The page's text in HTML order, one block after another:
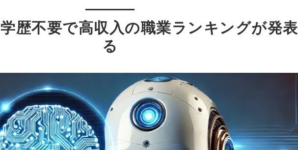
歴不要で高収入の職業ランキングが発
る